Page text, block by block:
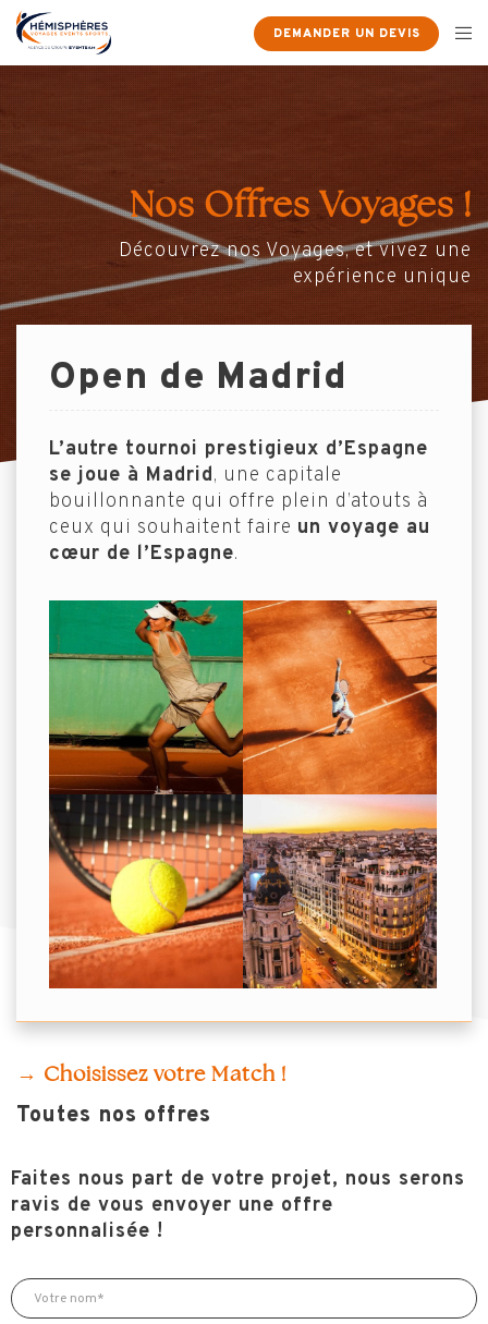
DEMANDER UN DEVIS
Nos Offres Voyages !
Découvrez nos Voyages, et vivez une
expérience unique
Open de Madrid
L’autre tournoi prestigieux d’Espagne
se joue à Madrid, une capitale
bouillonnante qui offre plein d’atouts à
ceux qui souhaitent faire un voyage au
cœur de l’Espagne.
→ Choisissez votre Match !
Toutes nos offres
Faites nous part de votre projet, nous serons
ravis de vous envoyer une offre
personnalisée !